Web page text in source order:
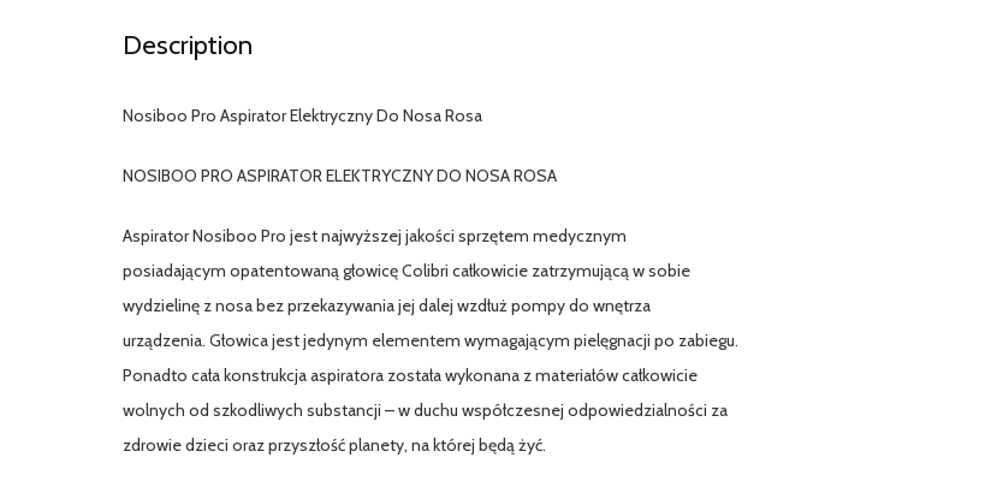
Description
Nosiboo Pro Aspirator Elektryczny Do Nosa Rosa
NOSIBOO PRO ASPIRATOR ELEKTRYCZNY DO NOSA ROSA
Aspirator Nosiboo Pro jest najwyższej jakości sprzętem medycznym
posiadającym opatentowaną głowicę Colibri całkowicie zatrzymującą w sobie
wydzielinę z nosa bez przekazywania jej dalej wzdłuż pompy do wnętrza
urządzenia. Głowica jest jedynym elementem wymagającym pielęgnacji po zabiegu.
Ponadto cała konstrukcja aspiratora została wykonana z materiałów całkowicie
wolnych od szkodliwych substancji – w duchu współczesnej odpowiedzialności za
zdrowie dzieci oraz przyszłość planety, na której będą żyć.